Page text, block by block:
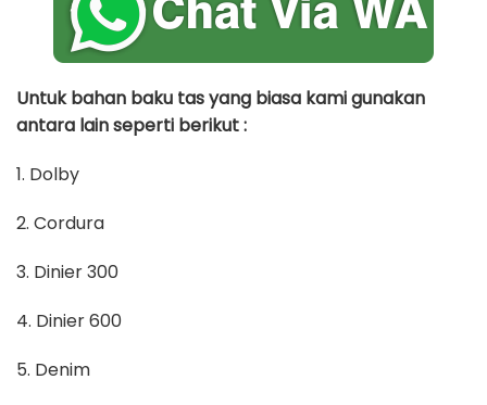
Untuk bahan baku tas yang biasa kami gunakan
antara lain seperti berikut :
1. Dolby
2. Cordura
3. Dinier 300
4. Dinier 600
5. Denim